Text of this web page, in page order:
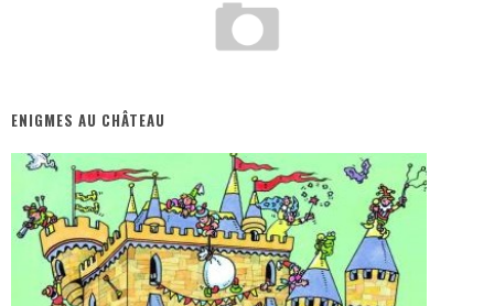
Star Fox
Assassin's Creed Black Flag Resynced
« Le Vent dand les Saules » - Une Belle Histoire !
« Damn Them All » - Un duo de Choc !
ENIGMES AU CHÂTEAU